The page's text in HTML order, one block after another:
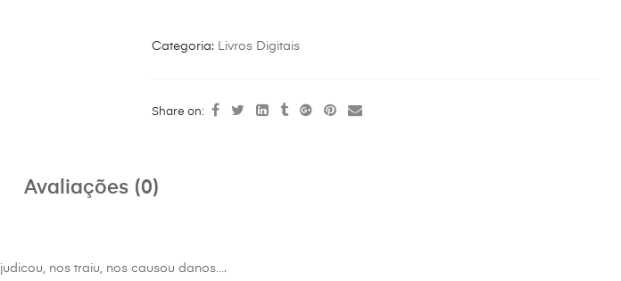
Categoria: Livros Digitais
Share on:
Avaliações (0)
nos traiu, nos causou danos….